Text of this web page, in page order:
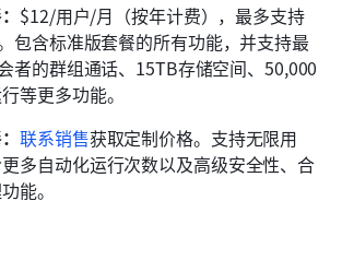
$12/用户/月（按年计费），最多支持
包含标准版套餐的所有功能，并支持最
者的群组通话、15TB存储空间、50,000
等更多功能。
联系销售获取定制价格。支持无限用
多自动化运行次数以及高级安全性、合
能。